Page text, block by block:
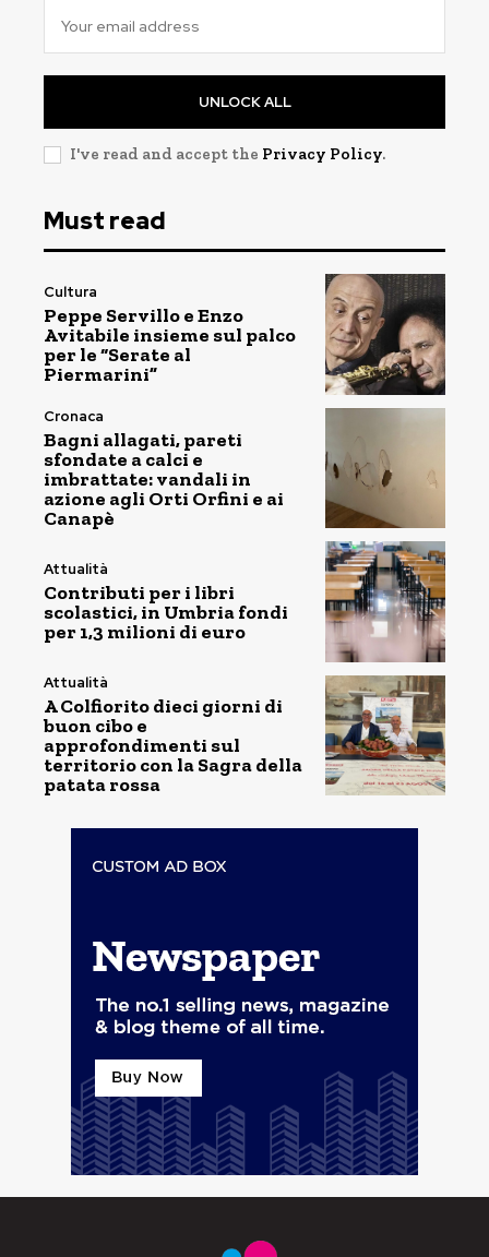
UNLOCK ALL
I've read and accept the Privacy Policy.
Must read
Cultura
Peppe Servillo e Enzo
Avitabile insieme sul palco
per le “Serate al
Piermarini”
Cronaca
Bagni allagati, pareti
sfondate a calci e
imbrattate: vandali in
azione agli Orti Orfini e ai
Canapè
Attualità
Contributi per i libri
scolastici, in Umbria fondi
per 1,3 milioni di euro
Attualità
A Colfiorito dieci giorni di
buon cibo e
approfondimenti sul
territorio con la Sagra della
patata rossa